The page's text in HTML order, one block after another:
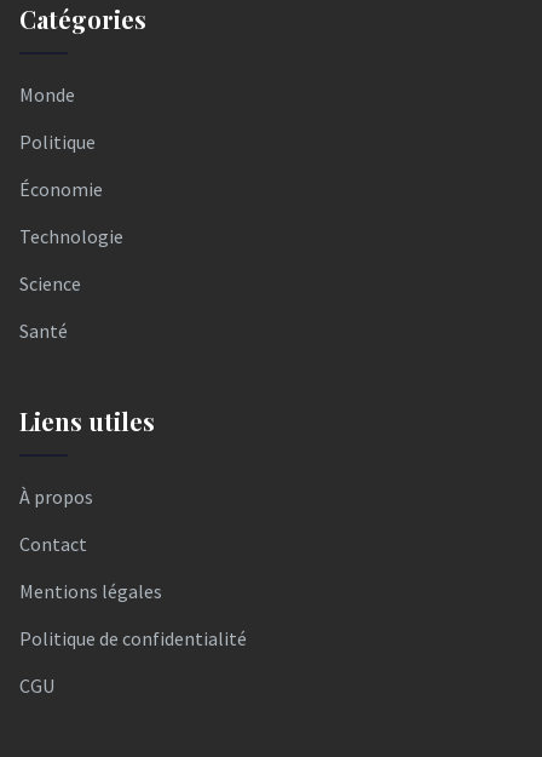
Catégories
Monde
Politique
Économie
Technologie
Science
Santé
Liens utiles
À propos
Contact
Mentions légales
Politique de confidentialité
CGU